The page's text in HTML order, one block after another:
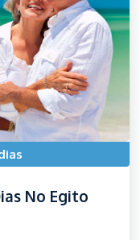
No Egito